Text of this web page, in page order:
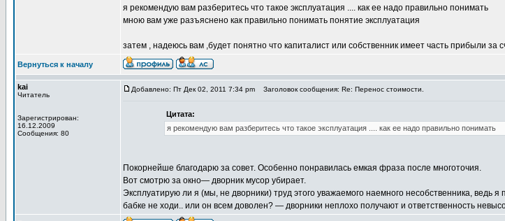
я рекомендую вам разберитесь что такое эксплуатация .... как ее надо правильно понимать
мною вам уже разъяснено как правильно понимать понятие эксплуатация
затем , надеюсь вам ,будет понятно что капиталист или собственник имеет часть прибыли за
Вернуться к началу
kai
Читатель
Зарегистрирован:
16.12.2009
Сообщения: 80
Добавлено: Пт Дек 02, 2011 7:34 pm Заголовок сообщения: Re: Перенос стоимости.
Цитата:
я рекомендую вам разберитесь что такое эксплуатация .... как ее надо правильно понимать
Покорнейше благодарю за совет. Особенно понравилась емкая фраза после многоточия.
Вот смотрю за окно— дворник мусор убирает.
Эксплуатирую ли я (мы, не дворники) труд этого уважаемого наемного несобственника, ведь
бабке не ходи.. или он всем доволен? — дворники неплохо получают и ответственность